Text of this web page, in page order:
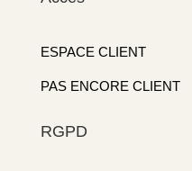
ESPACE CLIENT
PAS ENCORE CLIENT
RGPD